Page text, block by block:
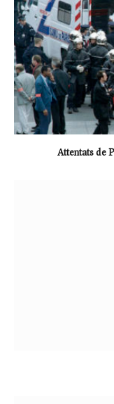
Attentats de